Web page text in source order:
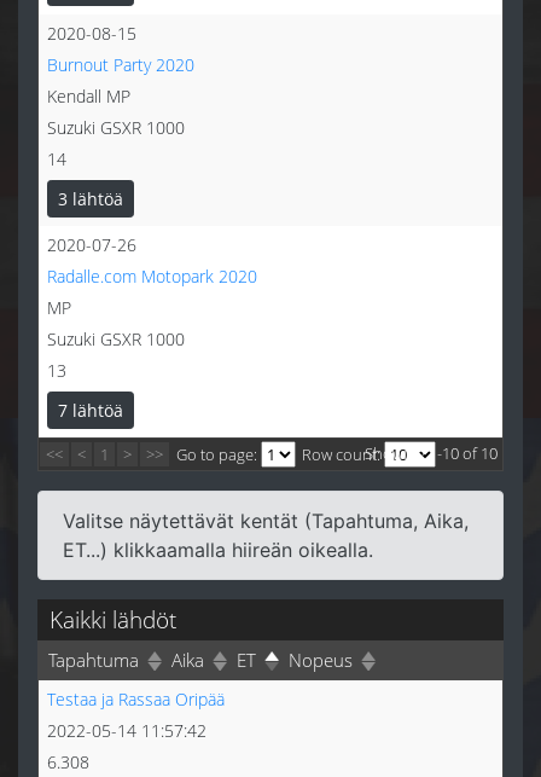
2020-08-15
Burnout Party 2020
Kendall MP
Suzuki GSXR 1000
14
3 lähtöä
2020-07-26
Radalle.com Motopark 2020
MP
Suzuki GSXR 1000
13
7 lähtöä
<< < 1 > >> Go to page: Row count:Showing 1-10 of 10
Valitse näytettävät kentät (Tapahtuma, Aika,
ET...) klikkaamalla hiireän oikealla.
Kaikki lähdöt
Tapahtuma Aika ET Nopeus
Testaa ja Rassaa Oripää
2022-05-14 11:57:42
6.308